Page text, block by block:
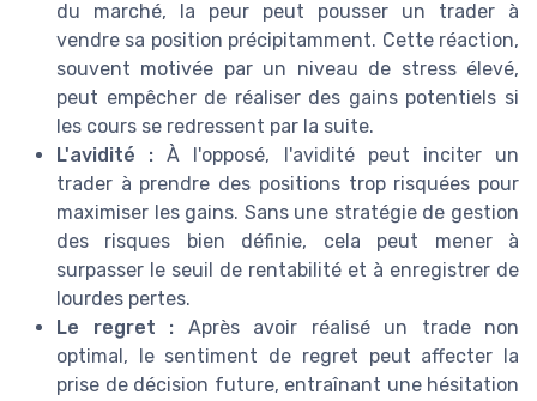
du marché, la peur peut pousser un trader à
vendre sa position précipitamment. Cette réaction,
souvent motivée par un niveau de stress élevé,
peut empêcher de réaliser des gains potentiels si
les cours se redressent par la suite.
L'avidité : À l'opposé, l'avidité peut inciter un
trader à prendre des positions trop risquées pour
maximiser les gains. Sans une stratégie de gestion
des risques bien définie, cela peut mener à
surpasser le seuil de rentabilité et à enregistrer de
lourdes pertes.
Le regret : Après avoir réalisé un trade non
optimal, le sentiment de regret peut affecter la
prise de décision future, entraînant une hésitation